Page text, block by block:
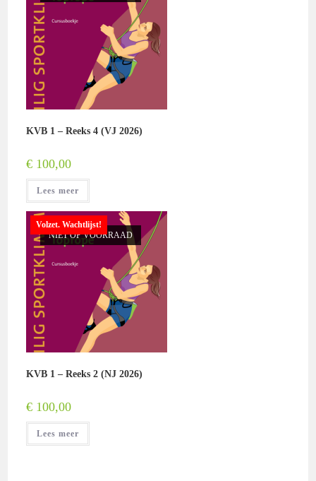
KVB 1 – Reeks 4 (VJ 2026)
€ 100,00
Lees meer
Volzet. Wachtlijst!
NIET OP VOORRAAD
KVB 1 – Reeks 2 (NJ 2026)
€ 100,00
Lees meer